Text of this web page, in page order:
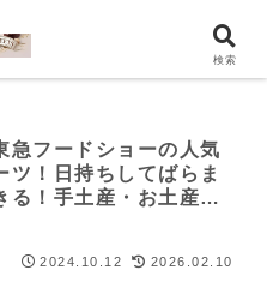
急フードショーの人気
ツ！日持ちしてばらま
る！手土産・お土産
2024.10.12 2026.02.10
検索